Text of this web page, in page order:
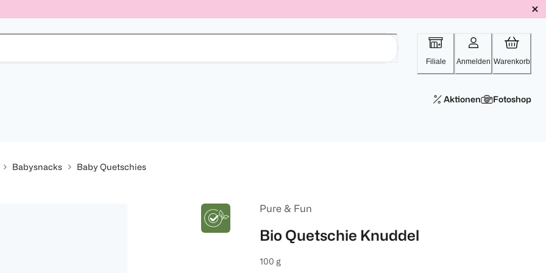
Filiale Anmelden Warenkorb
Aktionen Fotoshop
Babysnacks Baby Quetschies
Pure & Fun
Bio Quetschie Knuddel
100 g